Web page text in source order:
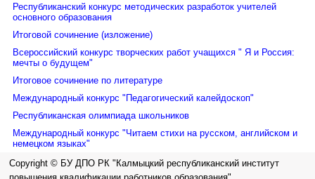
Республиканский конкурс методических разработок учителей
основного образования
Итоговой сочинение (изложение)
Всероссийский конкурс творческих работ учащихся " Я и Россия:
мечты о будущем"
Итоговое сочинение по литературе
Международный конкурс "Педагогический калейдоскоп"
Республиканская олимпиада школьников
Международный конкурс "Читаем стихи на русском, английском и
немецком языках"
Copyright © БУ ДПО РК "Калмыцкий республиканский институт
повышения квалификации работников образования"